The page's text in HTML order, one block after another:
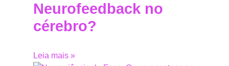
Neurofeedback no
cérebro?
Leia mais »